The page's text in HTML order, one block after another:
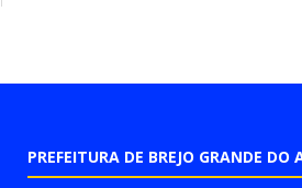
PREFEITURA DE BREJO GRANDE DO